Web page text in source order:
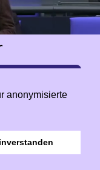
anonymisierte